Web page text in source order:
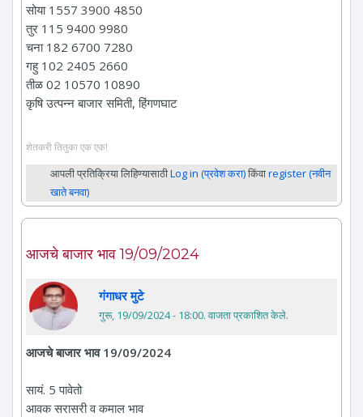
सोया 1557 3900 4850
तुर 115 9400 9980
चना 182 6700 7280
गहु 102 2405 2660
तीळ 02 10570 10890
कृषि उत्पन्न बाजार समिती, हिंगणघाट
शेतकरी तितुका एक एक!
आपली प्रतिक्रिया लिहिण्यासाठीLog in (प्रवेश करा)किंवाregister (नवीन
खाते बनवा)
आजचे बाजार भाव 19/09/2024
गंगाधर मुटे
गुरू, 19/09/2024 - 18:00. वाजता प्रकाशित केले.
आजचे बाजार भाव 19/09/2024
सायं. 5 पावेतो
आवक सरासरी व कमाल भाव